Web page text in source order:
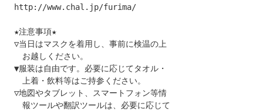
http://www.chal.jp/furima/
★注意事項★
▽当日はマスクを着用し、事前に検温の上
お越しください。
▼服装は自由です。必要に応じてタオル・
上着・飲料等はご持参ください。
▽地図やタブレット、スマートフォン等情
報ツールや翻訳ツールは、必要に応じて